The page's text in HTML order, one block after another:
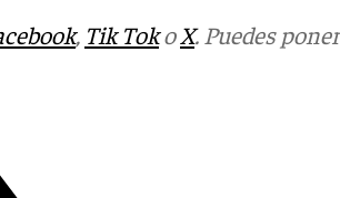
, Tik TokoX. Puedes